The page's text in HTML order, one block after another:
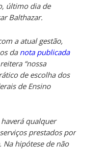
último dia de
Balthazar.
a atual gestão,
da nota publicada
“nossa
de escolha dos
de Ensino
qualquer
prestados por
Na hipótese de não